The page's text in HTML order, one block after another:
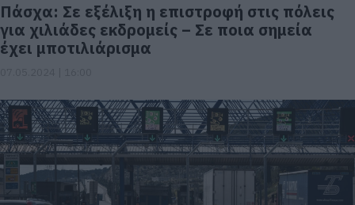
Πάσχα: Σε εξέλιξη η επιστροφή στις πόλεις
για χιλιάδες εκδρομείς – Σε ποια σημεία
έχει μποτιλιάρισμα